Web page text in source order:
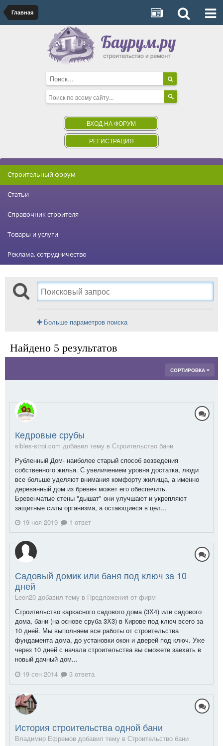
Главная
ВХОД НА ФОРУМ
РЕГИСТРАЦИЯ
Строительный форум
Статьи
Справочник строителя
Товары и услуги
Реклама, сотрудничество
Больше параметров поиска
Найдено 5 результатов
СОРТИРОВКА
Кедровые срубы
sibles-stroi.com добавил тему в Строительство бани
Рубленный Дом- наиболее старый способ возведения
собственного жилья. С увеличением уровня достатка, люди
все больше уделяют внимания комфорту жилища, а именно
деревянный дом из бревен может его обеспечить.
Бревенчатые стены "дышат" они улучшают и укрепляют
защитные силы организма, а остающиеся в цел...
19 ноя 2019
1 ответ
Садовый домик или баня под ключ за 10
дней
Leon20 добавил тему в Предложения от фирм
Строительство каркасного садового дома (3Х4) или садового
дома, бани (на основе сруба 3Х3) в Кирове под ключ всего за
10 дней. Мы выполняем все работы от строительства
фундамента дома, до установки окон и дверей под ключ. Уже
через 10 дней с начала строительства вы сможете заехать в
новый дачный дом...
19 сен 2014
3 ответа
История строительства одной бани
Владимир Ефремов добавил тему в Строительство бани